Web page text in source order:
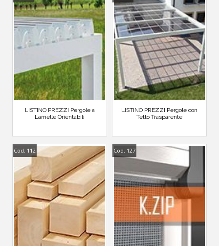
LISTINO PREZZI Pergole a
Lamelle Orientabili
LISTINO PREZZI Pergole con
Tetto Trasparente
Cod. 112 Cod. 127